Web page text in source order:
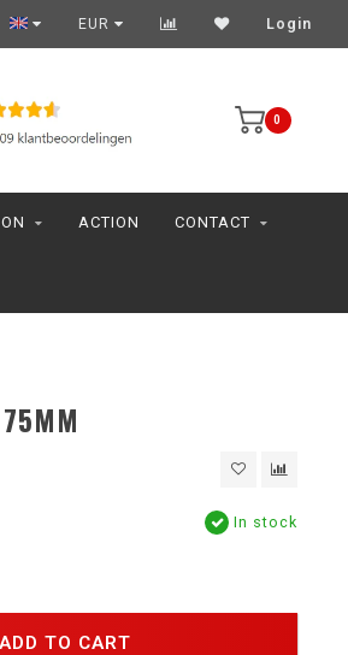
EUR Login
0
ACTION CONTACT
In stock
ADD TO CART